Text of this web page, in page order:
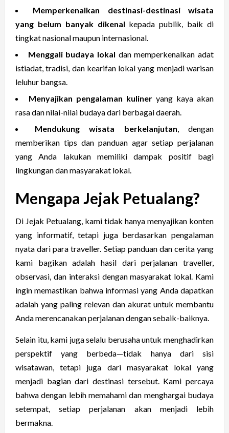
Memperkenalkan destinasi-destinasi wisata
yang belum banyak dikenal kepada publik, baik di
tingkat nasional maupun internasional.
Menggali budaya lokal dan memperkenalkan adat
istiadat, tradisi, dan kearifan lokal yang menjadi warisan
leluhur bangsa.
Menyajikan pengalaman kuliner yang kaya akan
rasa dan nilai-nilai budaya dari berbagai daerah.
Mendukung wisata berkelanjutan , dengan
memberikan tips dan panduan agar setiap perjalanan
yang Anda lakukan memiliki dampak positif bagi
lingkungan dan masyarakat lokal.
Mengapa Jejak Petualang?
Di Jejak Petualang, kami tidak hanya menyajikan konten
yang informatif, tetapi juga berdasarkan pengalaman
nyata dari para traveller. Setiap panduan dan cerita yang
kami bagikan adalah hasil dari perjalanan traveller,
observasi, dan interaksi dengan masyarakat lokal. Kami
ingin memastikan bahwa informasi yang Anda dapatkan
adalah yang paling relevan dan akurat untuk membantu
Anda merencanakan perjalanan dengan sebaik-baiknya.
Selain itu, kami juga selalu berusaha untuk menghadirkan
perspektif yang berbeda—tidak hanya dari sisi
wisatawan, tetapi juga dari masyarakat lokal yang
menjadi bagian dari destinasi tersebut. Kami percaya
bahwa dengan lebih memahami dan menghargai budaya
setempat, setiap perjalanan akan menjadi lebih
bermakna.